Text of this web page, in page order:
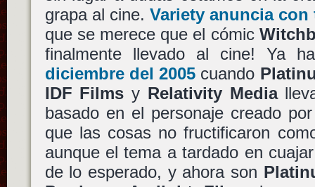
grapa al cine. Variety anuncia
que se merece que el cómic
finalmente llevado al cine! Ya
diciembre del 2005 cuando
IDF Films y Relativity Media
basado en el personaje creado
que las cosas no fructificaron
aunque el tema a tardado en
de lo esperado, y ahora son